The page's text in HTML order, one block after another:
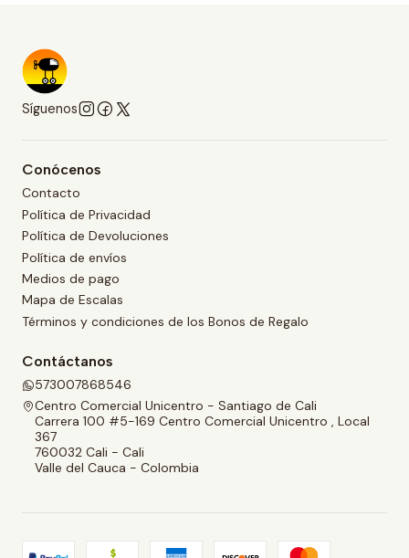
Síguenos
Conócenos
Contacto
Política de Privacidad
Política de Devoluciones
Política de envíos
Medios de pago
Mapa de Escalas
Términos y condiciones de los Bonos de Regalo
Contáctanos
573007868546
Centro Comercial Unicentro - Santiago de Cali
Carrera 100 #5-169 Centro Comercial Unicentro , Local
367
760032 Cali - Cali
Valle del Cauca - Colombia